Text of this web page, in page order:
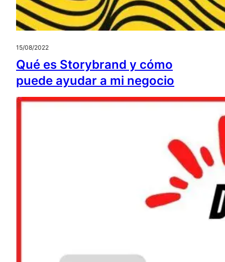
15/08/2022
Qué es Storybrand y cómo
puede ayudar a mi negocio